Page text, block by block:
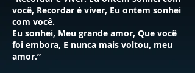
você, Recordar é viver, Eu ontem sonhei
com você.
Eu sonhei, Meu grande amor, Que você
foi embora, E nunca mais voltou, meu
amor.”